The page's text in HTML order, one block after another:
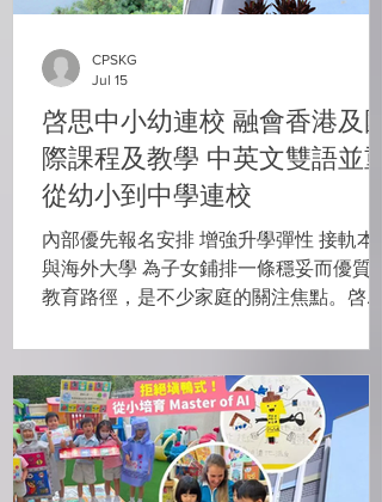
啓思中小幼連校 融會香港及國
際課程及教學 中英文雙語並重
從幼小到中學連校
內部優先報名安排 增強升學彈性 接軌本
與海外大學 為子女鋪排一條穩妥而優質的
教育路徑，是不少家庭的關注焦點。啓思
思小學（CPS）及啓思小學附屬幼稚園
（CPSKG），多年來秉持以學生為中心的
教學理念，三校連繫及協作，為學生提供
從幼兒到高中的連貫學習體驗。強調教育
銜接順暢，學生在完成啓思小學附屬幼稚
園或啓思小學階段後，可獲內部優先報名
CPSKG
Jul 15